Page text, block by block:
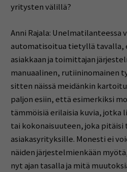
yritysten välillä?
Anni Rajala: Unelmatilanteessa
automatisoitua tietyllä
asiakkaan ja toimittajan
manuaalinen, rutiininomainen
sitten näissä meidänkin
paljon esiin, että esimerkiksi
tämmöisiä erilaisia kuvia,
tai kokonaisuuteen, joka
asiakasyrityksille. Monesti ei
näiden järjestelmienkään
nyt ajan tasalla ja mitä